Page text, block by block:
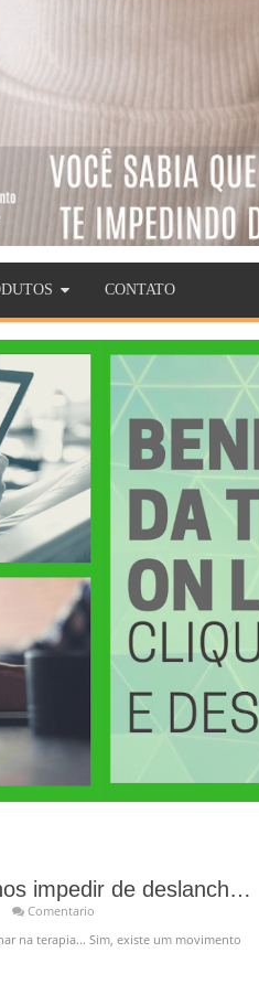
CONTATO
Sobre movimentos que podem nos impedir de deslanchar na terapia...
Comentario
na terapia... Sim, existe um movimento